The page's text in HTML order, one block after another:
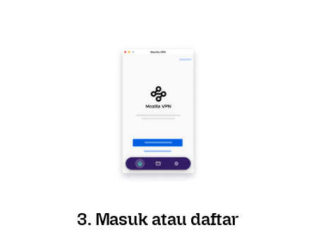
3. Masuk atau daftar